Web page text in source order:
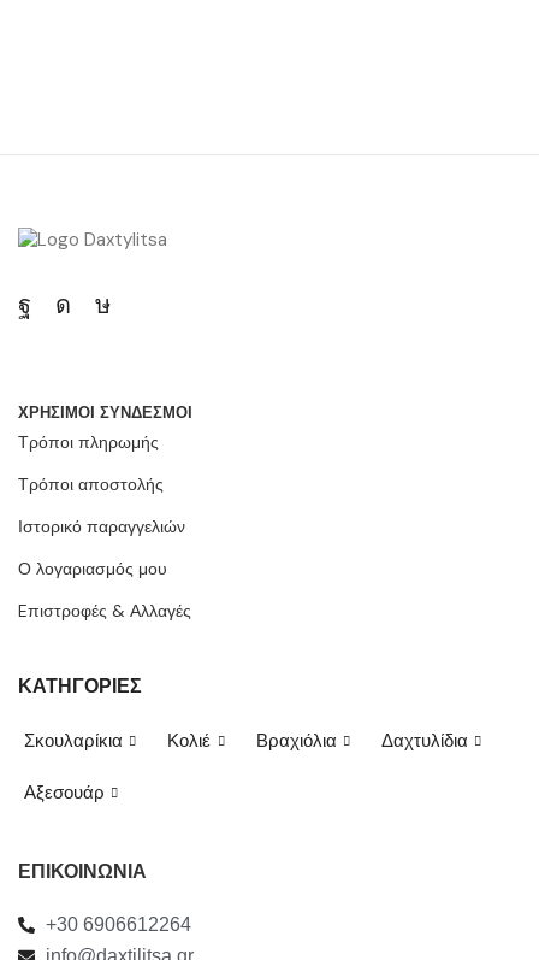
ΧΡΗΣΙΜΟΙ ΣΥΝΔΕΣΜΟΙ
Τρόποι πληρωμής
Τρόποι αποστολής
Ιστορικό παραγγελιών
Ο λογαριασμός μου
Eπιστροφές & Αλλαγές
ΚΑΤΗΓΟΡΙΕΣ
Σκουλαρίκια Κολιέ Βραχιόλια Δαχτυλίδια
Αξεσουάρ
ΕΠΙΚΟΙΝΩΝΙΑ
+30 6906612264